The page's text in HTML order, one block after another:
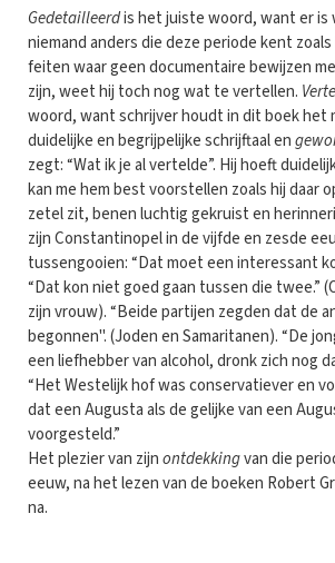
Gedetailleerdis het juiste woord, want er is
niemand anders die deze periode kent
feiten waar geen documentaire bewijzen
zijn, weet hij toch nog wat te vertellen.
woord, want schrijver houdt in dit boek het
duidelijke en begrijpelijke schrijftaal en
zegt: “Wat ik je al vertelde”. Hij hoeft
kan me hem best voorstellen zoals hij daar
zetel zit, benen luchtig gekruist en
zijn Constantinopel in de vijfde en zesde
tussengooien: “Dat moet een interessant
“Dat kon niet goed gaan tussen die twee.”
zijn vrouw). “Beide partijen zegden dat de
begonnen". (Joden en Samaritanen). “De
een liefhebber van alcohol, dronk zich nog
“Het Westelijk hof was conservatiever en
dat een Augusta als de gelijke van een
voorgesteld.”
Het plezier van zijnontdekkingvan die
eeuw, na het lezen van de boeken Robert
na.